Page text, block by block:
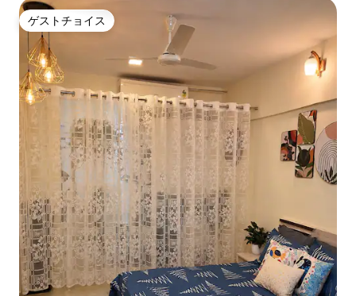
ゲストチョイス
ゲストチョイス